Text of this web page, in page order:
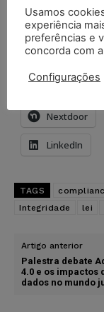
Compartilhe isso:
X
Threads
Pinterest
Nextdoor
LinkedIn
TAGS
Integridade
lei
Artigo anterior
Palestra debate
4.0 e os impactos
dados no mundo
Usamos
experiência
preferências e
concorda com
Configurações